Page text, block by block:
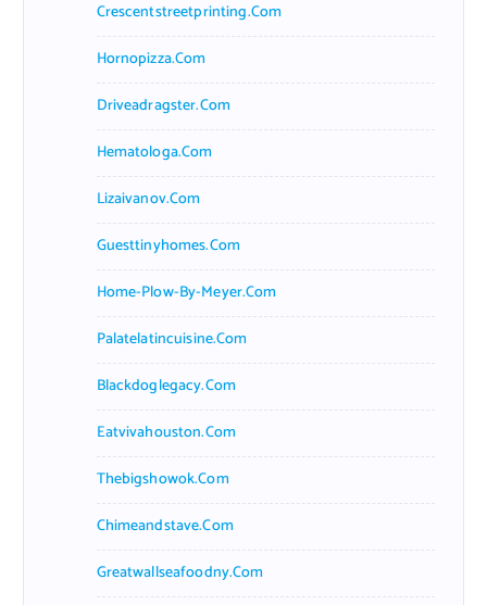
Crescentstreetprinting.com
Hornopizza.com
Driveadragster.com
Hematologa.com
Lizaivanov.com
Guesttinyhomes.com
Home-Plow-By-Meyer.com
Palatelatincuisine.com
Blackdoglegacy.com
Eatvivahouston.com
Thebigshowok.com
Chimeandstave.com
Greatwallseafoodny.com